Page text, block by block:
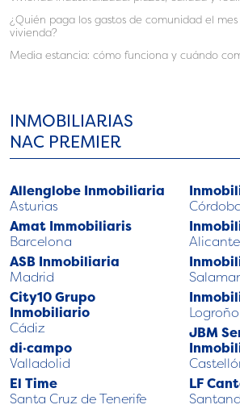
¿Quién paga los gastos de comunidad el
vivienda?
Media estancia: cómo funciona y cuándo
INMOBILIARIAS
NAC PREMIER
Allenglobe Inmobiliaria
Asturias
Amat Immobiliaris
Barcelona
ASB Inmobiliaria
Madrid
City10 Grupo
Inmobiliario
Cádiz
di·campo
Valladolid
El Time
Santa Cruz de Tenerife
Alicante
Logroño
JBM
LF